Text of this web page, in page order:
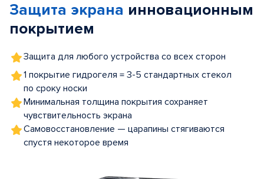
5
Защита экрана инновационным
покрытием
Защита для любого устройства со всех сторон
1 покрытие гидрогеля = 3-5 стандартных стекол
по сроку носки
Минимальная толщина покрытия сохраняет
чувствительность экрана
Самовосстановление — царапины стягиваются
спустя некоторое время